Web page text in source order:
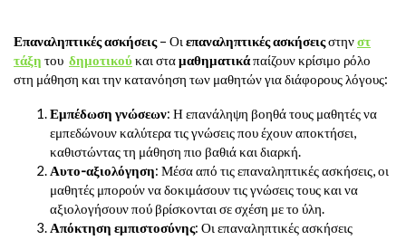
Επαναληπτικές ασκήσεις– Οι επαναληπτικές ασκήσειςστηνστ
τάξη του δημοτικούκαι σταμαθηματικάπαίζουν κρίσιμο ρόλο
στη μάθηση και την κατανόηση των μαθητών για διάφορους λόγους:
Εμπέδωση γνώσεων: Η επανάληψη βοηθά τους μαθητές να
εμπεδώνουν καλύτερα τις γνώσεις που έχουν αποκτήσει,
καθιστώντας τη μάθηση πιο βαθιά και διαρκή.
Αυτο-αξιολόγηση: Μέσα από τις επαναληπτικές ασκήσεις, οι
μαθητές μπορούν να δοκιμάσουν τις γνώσεις τους και να
αξιολογήσουν πού βρίσκονται σε σχέση με το ύλη.
Απόκτηση εμπιστοσύνης: Οι επαναληπτικές ασκήσεις